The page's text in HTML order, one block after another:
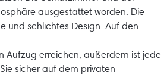
ausgestattet worden. Die
und schlichtes Design. Auf den
Aufzug erreichen, außerdem ist jede
sicher auf dem privaten